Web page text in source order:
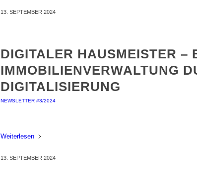
13. SEPTEMBER 2024
DIGITALER HAUSMEISTER –
IMMOBILIENVERWALTUNG
DIGITALISIERUNG
NEWSLETTER #3/2024
Weiterlesen
13. SEPTEMBER 2024